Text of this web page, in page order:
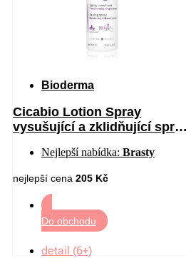
Bioderma
Cicabio Lotion Spray
vysušující a zklidňující sprej
Nejlepší nabídka: Brasty
nejlepší cena 205 Kč
Do obchodu
detail (6+)